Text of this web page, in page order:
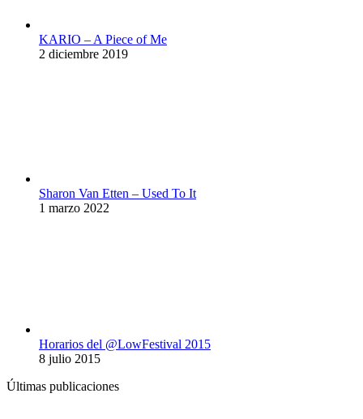
KARIO – A Piece of Me
2 diciembre 2019
Sharon Van Etten – Used To It
1 marzo 2022
Horarios del @LowFestival 2015
8 julio 2015
Últimas publicaciones